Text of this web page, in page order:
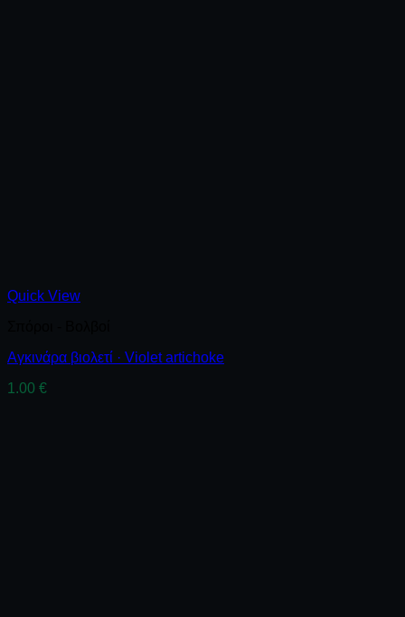
Quick View
Αγκινάρα βιολετί · Violet artichoke
1.00 €